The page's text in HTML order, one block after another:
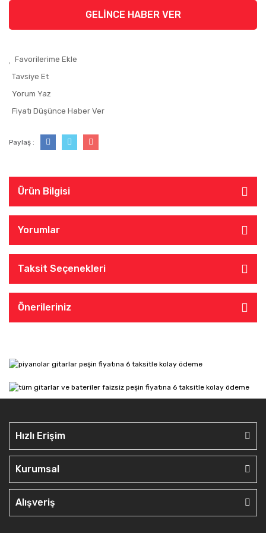
GELİNCE HABER VER
Tavsiye Et
Yorum Yaz
Fiyatı Düşünce Haber Ver
Paylaş :
Ürün Bilgisi
Yorumlar
Taksit Seçenekleri
Önerileriniz
Hızlı Erişim
Kurumsal
Alışveriş